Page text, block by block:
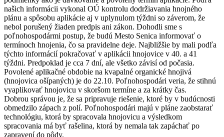
našich informácii vykonal OÚ kontrolu dodržiavania hnojného
plánu a spôsobu aplikácie aj v uplynulom týždni so záverom, že
nebol porušený žiaden predpis ani zákon. Dohodli sme s
poľnohospodármi postup, že budú Mesto Senica informovať o
termínoch hnojenia, čo sa pravidelne deje. Najbližšie by mali podľa
týchto informácií pokračovať v aplikácii hnojovice v 40. a 41
týždni. Predpoklad je cca 7 dní, ale všetko závisí od počasia.
Povolené aplikačné obdobie na kvapalné organické hnojivá
(hnojovica ošípaných) je do 22.10. Poľnohospodári veria, že stihnú
vyaplikovať hnojovicu v skoršom termíne a za krátky čas.
Dobrou správou je, že sa pripravuje riešenie, ktoré by v budúcnosti
obmedzilo zápach z polí. Poľnohospodári majú v pláne zaobstarať
technológiu, ktorá by spracovala hnojovicu a výsledkom
spracovania má byť rašelina, ktorá by nemala tak zapáchať po
zapravení do pôdy.